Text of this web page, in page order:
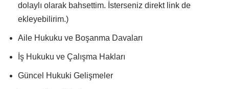
dolaylı olarak bahsettim. İsterseniz direkt link de
ekleyebilirim.)
Aile Hukuku ve Boşanma Davaları
İş Hukuku ve Çalışma Hakları
Güncel Hukuki Gelişmeler